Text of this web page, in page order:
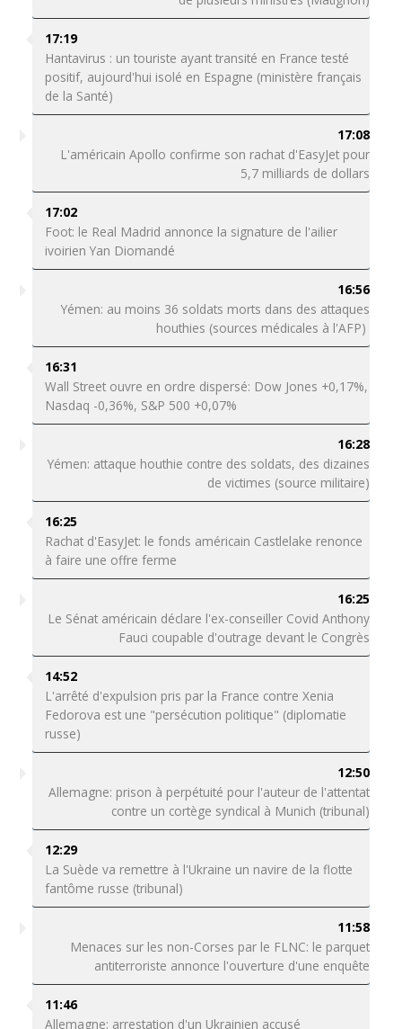
17:19
Hantavirus : un touriste ayant transité en France testé
positif, aujourd'hui isolé en Espagne (ministère français
de la Santé)
17:08
L'américain Apollo confirme son rachat d'EasyJet pour
5,7 milliards de dollars
17:02
Foot: le Real Madrid annonce la signature de l'ailier
ivoirien Yan Diomandé
16:56
Yémen: au moins 36 soldats morts dans des attaques
houthies (sources médicales à l'AFP)
16:31
Wall Street ouvre en ordre dispersé: Dow Jones +0,17%,
Nasdaq -0,36%, S&P 500 +0,07%
16:28
Yémen: attaque houthie contre des soldats, des dizaines
de victimes (source militaire)
16:25
Rachat d'EasyJet: le fonds américain Castlelake renonce
à faire une offre ferme
16:25
Le Sénat américain déclare l'ex-conseiller Covid Anthony
Fauci coupable d'outrage devant le Congrès
14:52
L'arrêté d'expulsion pris par la France contre Xenia
Fedorova est une "persécution politique" (diplomatie
russe)
12:50
Allemagne: prison à perpétuité pour l'auteur de l'attentat
contre un cortège syndical à Munich (tribunal)
12:29
La Suède va remettre à l'Ukraine un navire de la flotte
fantôme russe (tribunal)
11:58
Menaces sur les non-Corses par le FLNC: le parquet
antiterroriste annonce l'ouverture d'une enquête
11:46
Allemagne: arrestation d'un Ukrainien accusé